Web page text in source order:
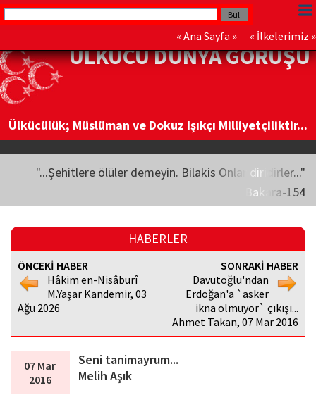
« Ana Sayfa » « İlkelerimiz »
ÜLKÜCÜ DÜNYA GÖRÜŞÜ
Ülkücülük; Müslüman ve Dokuz Işıkçı Milliyetçiliktir...
"...Şehitlere ölüler demeyin. Bilakis Onlar diridirler..."
Bakara-154
HABERLER
ÖNCEKİ HABER
Hâkim en-Nisâburî
M.Yaşar Kandemir, 03
Ağu 2026
SONRAKİ HABER
Davutoğlu'ndan
Erdoğan'a `asker
ikna olmuyor` çıkışı...
Ahmet Takan, 07 Mar 2016
07 Mar
2016
Seni tanimayrum...
Melih Aşık